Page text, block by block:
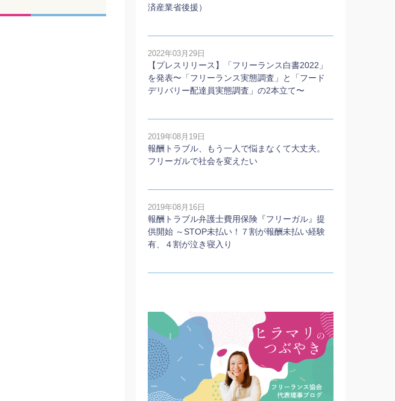
済産業省後援）
2022年03月29日
【プレスリリース】「フリーランス白書2022」
を発表〜「フリーランス実態調査」と「フード
デリバリー配達員実態調査」の2本⽴て〜
2019年08月19日
報酬トラブル、もう一人で悩まなくて大丈夫。
フリーガルで社会を変えたい
2019年08月16日
報酬トラブル弁護士費用保険『フリーガル』提
供開始 ～STOP未払い！７割が報酬未払い経験
有、４割が泣き寝入り